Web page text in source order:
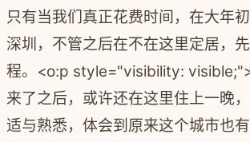
只有当我们真正花费时间，在大年
深圳，不管之后在不在这里定居，
程。 <o:p style="visibility:
来了之后，或许还在这里住上一晚
适与熟悉，体会到原来这个城市也